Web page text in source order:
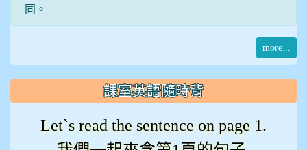
同。
more...
課室英語隨時背
Let`s read the sentence on page 1.